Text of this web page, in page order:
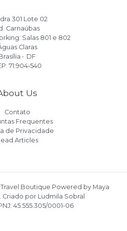
301 Lote 02
Carnaúbas
Salas 801 e 802
Claras
- DF
71.904‑540
Us
Contato
Frequentes
de Privacidade
Articles
Boutique Powered by Maya
por Ludmila Sobral
45.555.305/0001-06